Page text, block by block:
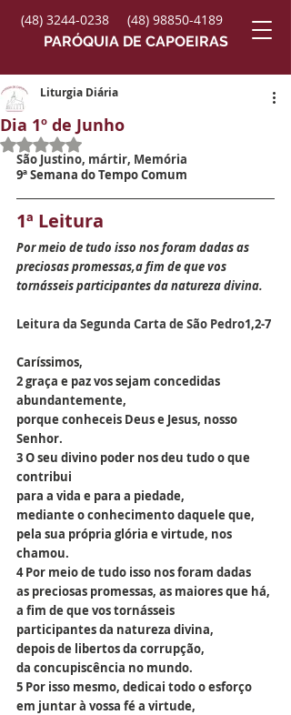
(48) 3244-0238
(48) 98850-4189
PARÓQUIA DE CAPOEIRAS
Dia 1º de Junho
Liturgia Diária
Avaliado com NaN de 5 estrelas.
São Justino, mártir, Memória
9ª Semana do Tempo Comum
1ª Leitura
Por meio de tudo isso nos foram dadas as
preciosas promessas,a fim de que vos
tornásseis participantes da natureza divina.
Leitura da Segunda Carta de São Pedro1,2-7
Caríssimos,
2 graça e paz vos sejam concedidas
abundantemente,
porque conheceis Deus e Jesus, nosso
Senhor.
3 O seu divino poder nos deu tudo o que
contribui
para a vida e para a piedade,
mediante o conhecimento daquele que,
pela sua própria glória e virtude, nos
chamou.
4 Por meio de tudo isso nos foram dadas
as preciosas promessas, as maiores que há,
a fim de que vos tornásseis
participantes da natureza divina,
depois de libertos da corrupção,
da concupiscência no mundo.
5 Por isso mesmo, dedicai todo o esforço
em juntar à vossa fé a virtude,